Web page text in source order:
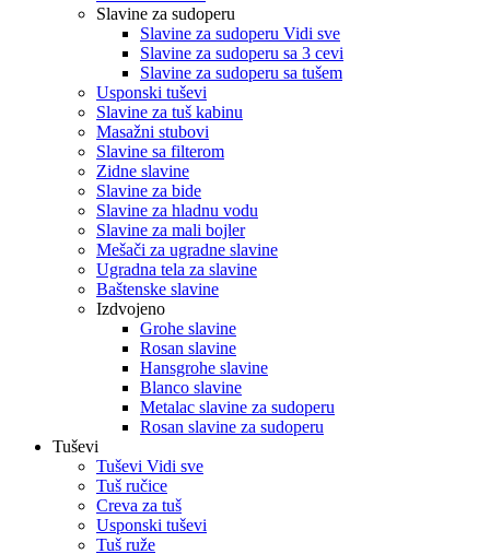
Slavine za sudoperu
Slavine za sudoperu Vidi sve
Slavine za sudoperu sa 3 cevi
Slavine za sudoperu sa tušem
Usponski tuševi
Slavine za tuš kabinu
Masažni stubovi
Slavine sa filterom
Zidne slavine
Slavine za bide
Slavine za hladnu vodu
Slavine za mali bojler
Mešači za ugradne slavine
Ugradna tela za slavine
Baštenske slavine
Izdvojeno
Grohe slavine
Rosan slavine
Hansgrohe slavine
Blanco slavine
Metalac slavine za sudoperu
Rosan slavine za sudoperu
Tuševi
Tuševi Vidi sve
Tuš ručice
Creva za tuš
Usponski tuševi
Tuš ruže